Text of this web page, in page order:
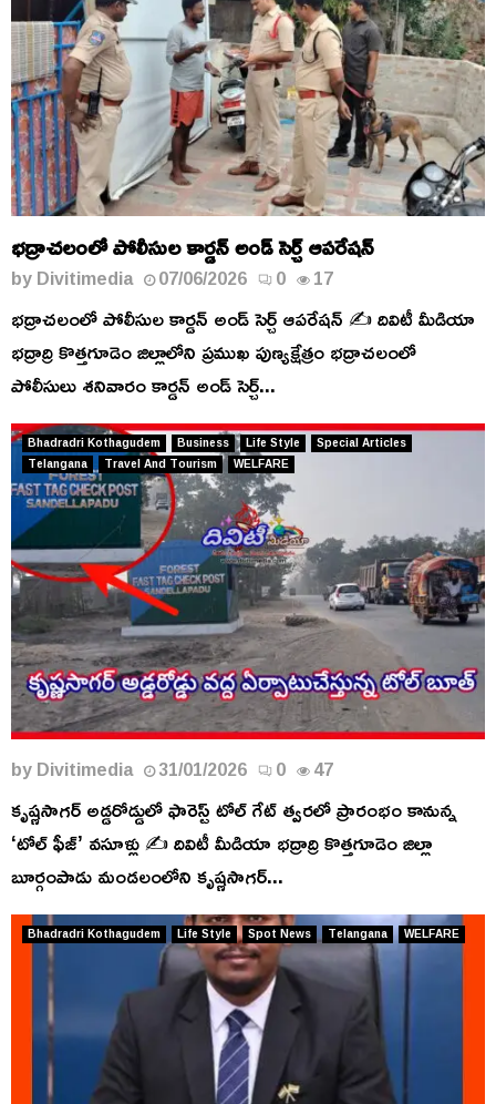
భద్రాచలంలో పోలీసుల కార్డన్ అండ్ సెర్చ్ ఆపరేషన్
byDivitimedia 07/06/2026 0 17
భద్రాచలంలో పోలీసుల కార్డన్ అండ్ సెర్చ్ ఆపరేషన్ ✍️ దివిటీ మీడియా
భద్రాద్రి కొత్తగూడెం జిల్లాలోని ప్రముఖ పుణ్యక్షేత్రం భద్రాచలంలో
పోలీసులు శనివారం కార్డన్ అండ్ సెర్చ్...
Bhadradri Kothagudem Business Life Style
Special Articles
Telangana
Travel And Tourism WELFARE
byDivitimedia 31/01/2026 0 47
కృష్ణసాగర్ అడ్డరోడ్డులో ఫారెస్ట్ టోల్ గేట్ త్వరలో ప్రారంభం కానున్న
‘టోల్ ఫీజ్’ వసూళ్లు ✍️ దివిటీ మీడియా భద్రాద్రి కొత్తగూడెం జిల్లా
బూర్గంపాడు మండలంలోని కృష్ణసాగర్...
Bhadradri Kothagudem Life Style Spot News Telangana WELFARE